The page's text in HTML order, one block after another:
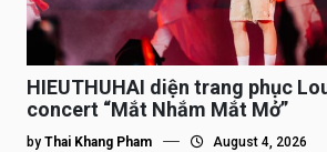
HIEUTHUHAI diện trang phục
concert “Mắt Nhắm Mắt Mở”
by Thai Khang Pham August 4, 2026